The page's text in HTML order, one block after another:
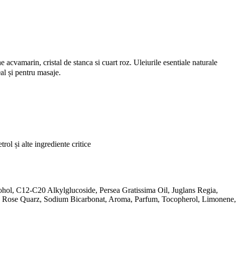
acvamarin, cristal de stanca si cuart roz. Uleiurile esentiale naturale
și pentru masaje.
și alte ingrediente critice
C12-C20 Alkylglucoside, Persea Gratissima Oil, Juglans Regia,
Quarz, Sodium Bicarbonat, Aroma, Parfum, Tocopherol, Limonene,